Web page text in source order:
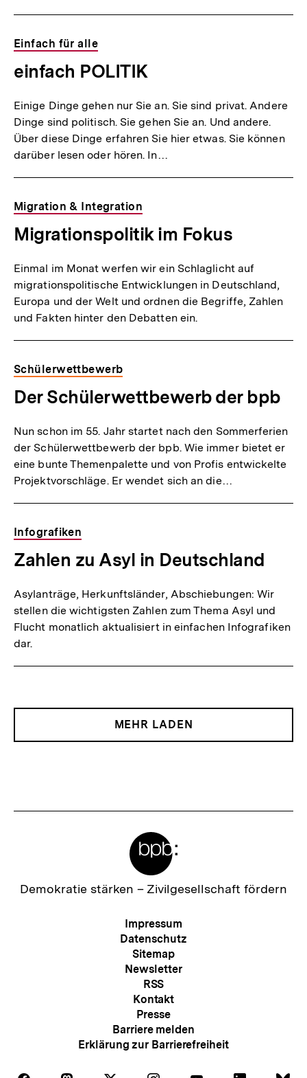
Einfach für alle
einfach POLITIK
Einige Dinge gehen nur Sie an. Sie sind privat. Andere
Dinge sind politisch. Sie gehen Sie an. Und andere.
Über diese Dinge erfahren Sie hier etwas. Sie können
darüber lesen oder hören. In…
Migration & Integration
Migrationspolitik im Fokus
Einmal im Monat werfen wir ein Schlaglicht auf
migrationspolitische Entwicklungen in Deutschland,
Europa und der Welt und ordnen die Begriffe, Zahlen
und Fakten hinter den Debatten ein.
Schülerwettbewerb
Der Schülerwettbewerb der bpb
Nun schon im 55. Jahr startet nach den Sommerferien
der Schülerwettbewerb der bpb. Wie immer bietet er
eine bunte Themenpalette und von Profis entwickelte
Projektvorschläge. Er wendet sich an die…
Infografiken
Zahlen zu Asyl in Deutschland
Asylanträge, Herkunftsländer, Abschiebungen: Wir
stellen die wichtigsten Zahlen zum Thema Asyl und
Flucht monatlich aktualisiert in einfachen Infografiken
dar.
MEHR LADEN
Zur
Demokratie stärken – Zivilgesellschaft fördern
Meta-
Navigation
Impressum
Datenschutz
Sitemap
Newsletter
RSS
Kontakt
Presse
Barriere melden
Erklärung zur Barrierefreiheit